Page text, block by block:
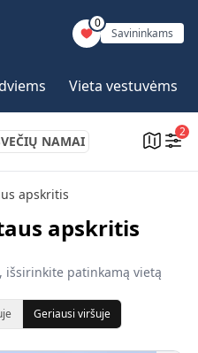
0
Savininkams
Vieta vestuvėms
NAMAI
2
apskritis
apskritis
išsirinkite patinkamą vietą
Geriausi viršuje